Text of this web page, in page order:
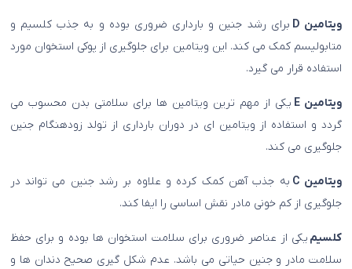
ویتامین D
برای رشد جنین و بارداری ضروری بوده و به جذب کلسیم و
متابولیسم کمک می کند. این ویتامین برای جلوگیری از پوکی استخوان مورد
استفاده قرار می گیرد.
ویتامین E
یکی از مهم ترین ویتامین ها برای سلامتی بدن محسوب می
گردد و استفاده از ویتامین ای در دوران بارداری از تولد زودهنگام جنین
جلوگیری می کند.
ویتامین C
به جذب آهن کمک کرده و علاوه بر رشد جنین می تواند در
جلوگیری از کم خونی مادر نقش اساسی را ایفا کند.
کلسیم یکی از عناصر ضروری برای سلامت استخوان ها بوده و برای حفظ
سلامت مادر و جنین حیاتی می باشد. عدم شکل گیری صحیح دندان ها و